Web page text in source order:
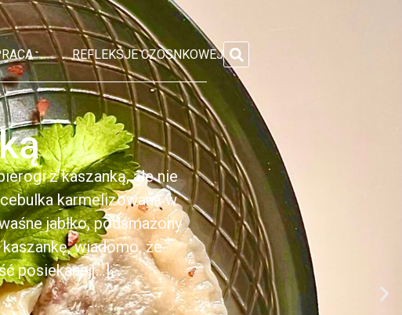
REFLEKSJE CZOSNKOWEJ
z kaszanką, ale nie
karmelizowana w
jabłko, podsmażony
wiadomo, że
posiekanej[...]